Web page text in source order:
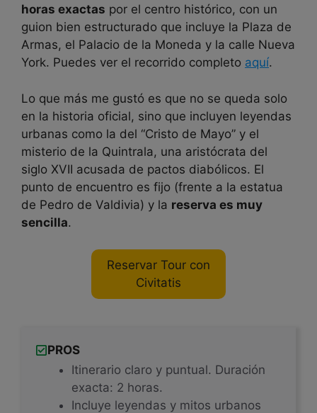
horas exactas por el centro histórico, con un
guion bien estructurado que incluye la Plaza de
Armas, el Palacio de la Moneda y la calle Nueva
York. Puedes ver el recorrido completo aquí.
Lo que más me gustó es que no se queda solo
en la historia oficial, sino que incluyen leyendas
urbanas como la del “Cristo de Mayo” y el
misterio de la Quintrala, una aristócrata del
siglo XVII acusada de pactos diabólicos. El
punto de encuentro es fijo (frente a la estatua
de Pedro de Valdivia) y la reserva es muy
sencilla.
Reservar Tour con
Civitatis
PROS
Itinerario claro y puntual. Duración
exacta: 2 horas.
Incluye leyendas y mitos urbanos